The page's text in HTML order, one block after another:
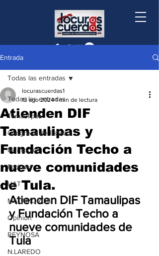
Entrada
Todas las entradas
Tamaulipas
Congreso de Estado
Municipios
Podcast
UAT
MATAMOROS
Opinión
REYNOSA
N.LAREDO
Todas las entradas
Atienden DIF
Tamaulipas y
Fundación Techo a
nueve comunidades
de Tula.
locurascuerdas1
13 ago 2024 1 min de lectura
Atienden DIF Tamaulipas
y Fundación Techo a
nueve comunidades de
Tula